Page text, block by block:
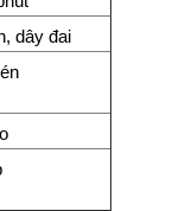
dây đai